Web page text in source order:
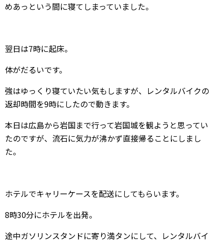
めあっという間に寝てしまっていました。
翌日は7時に起床。
体がだるいです。
強はゆっくり寝ていたい気もしますが、レンタルバイクの
返却時間を9時にしたので動きます。
本日は広島から岩国まで行って岩国城を観ようと思ってい
たのですが、流石に気力が沸かず直接帰ることにしまし
た。
ホテルでキャリーケースを配送にしてもらいます。
8時30分にホテルを出発。
途中ガソリンスタンドに寄り満タンにして、レンタルバイ